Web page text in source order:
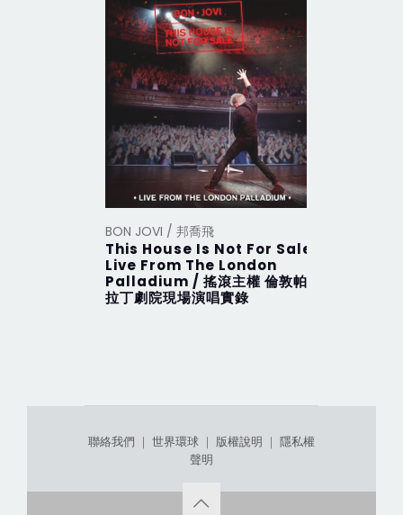
BON JOVI / 邦喬飛
This House Is Not For Sale
Live From The London
Palladium / 搖滾主權 倫敦帕
拉丁劇院現場演唱實錄
聯絡我們 ｜ 世界環球 ｜ 版權說明 ｜ 隱私權
聲明